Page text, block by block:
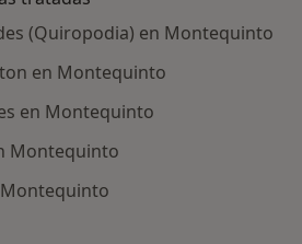
(Quiropodia) en Montequinto
en Montequinto
en Montequinto
Montequinto